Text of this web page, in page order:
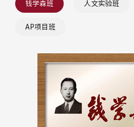
钱学森班 人文实验班
AP项目班